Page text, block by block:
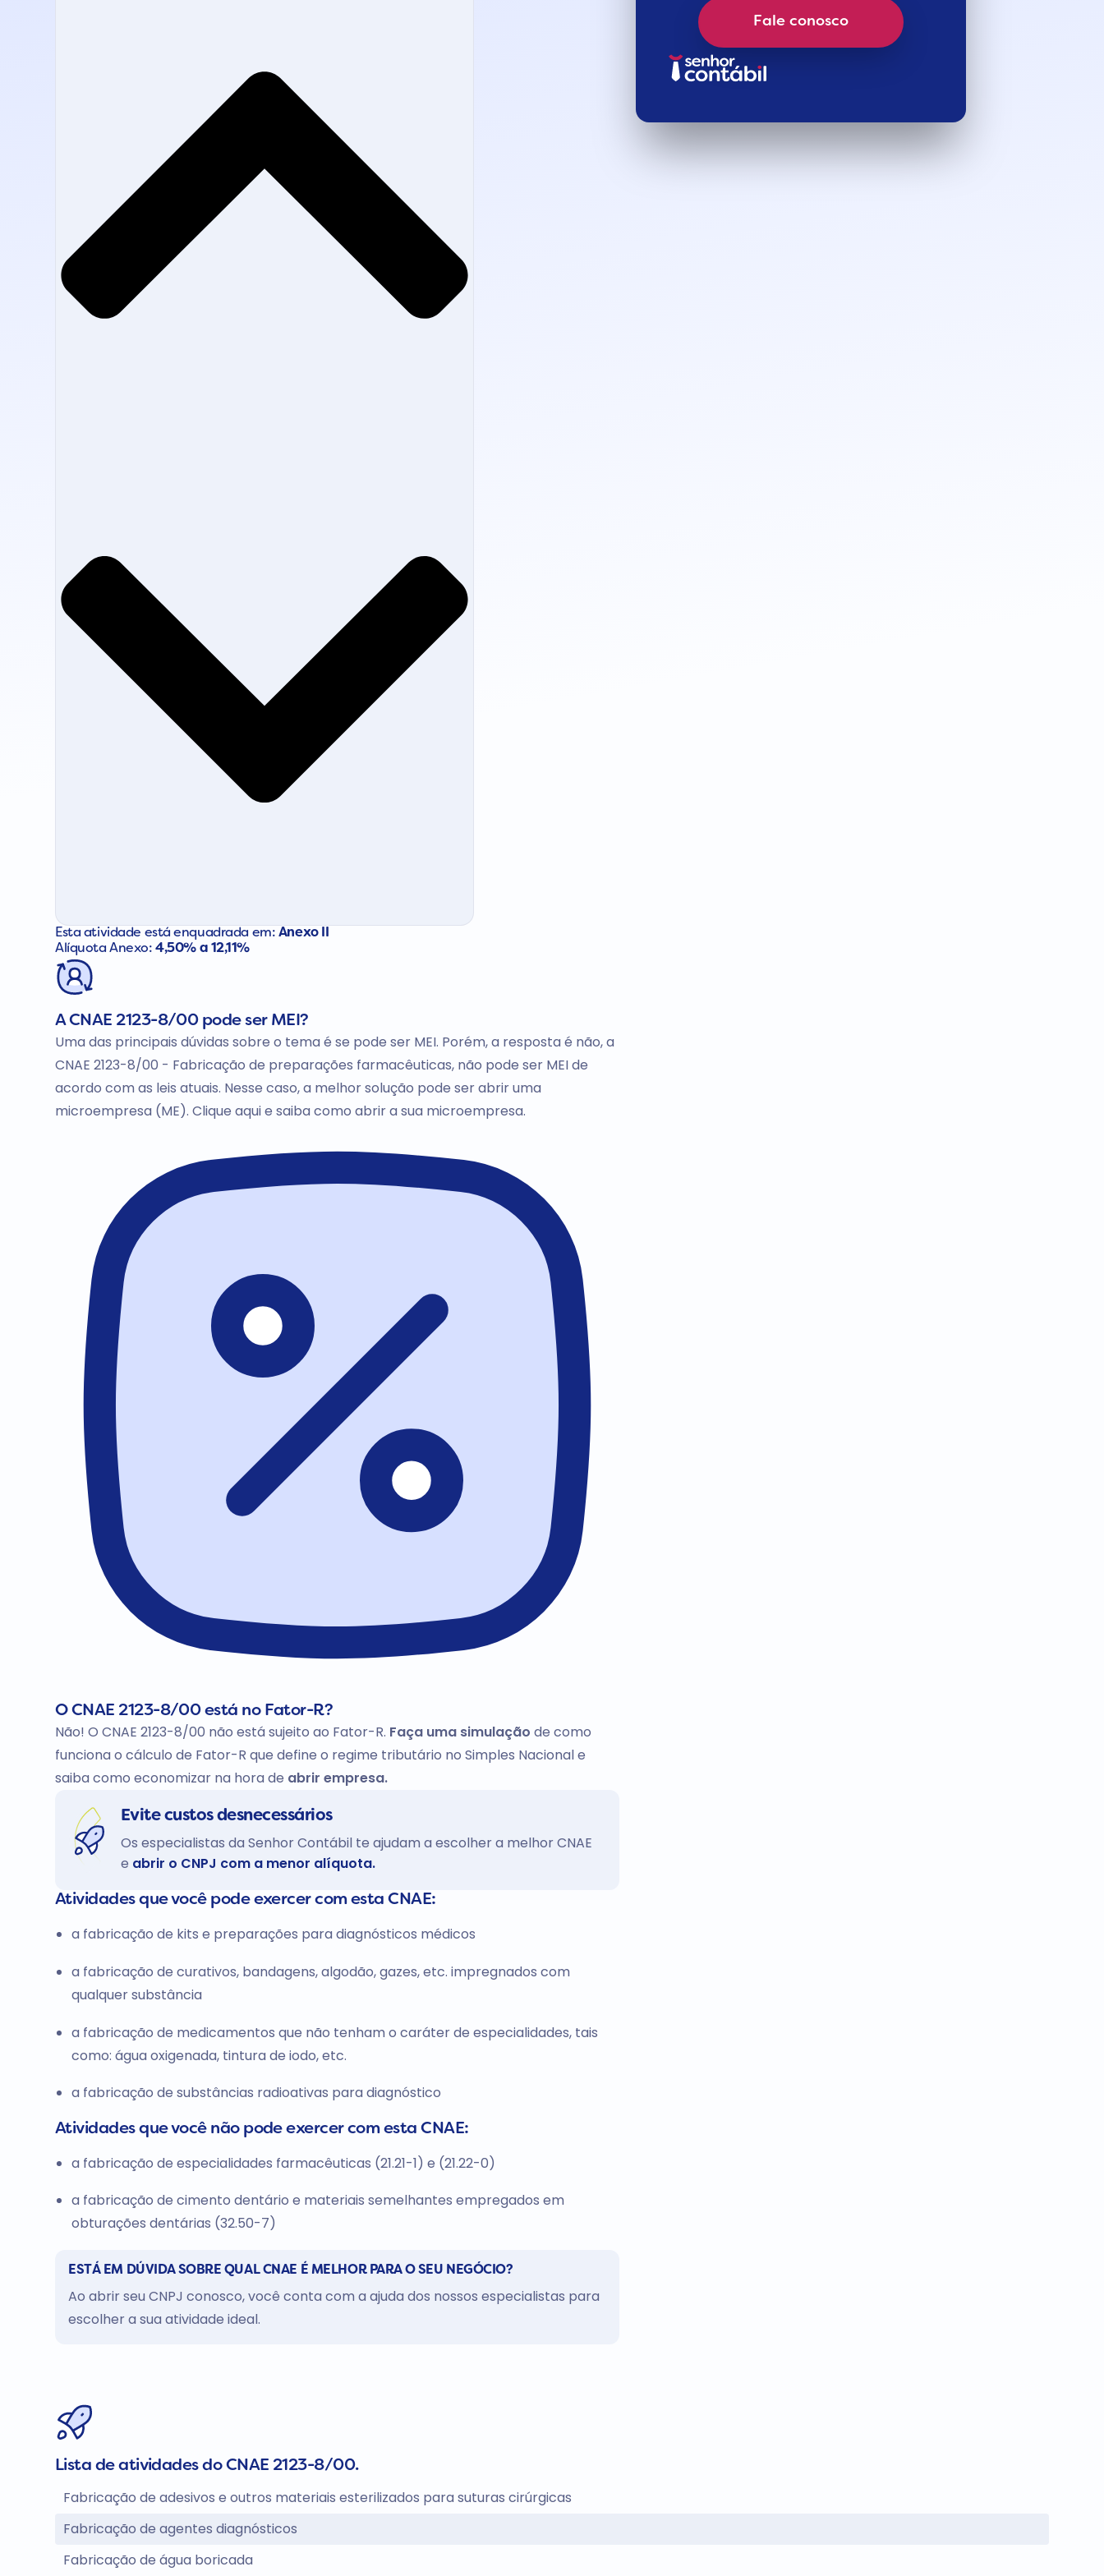
Esta atividade está enquadrada em: Anexo II
Alíquota Anexo:4,50% a 12,11%
A CNAE 2123-8/00 pode ser MEI?
Uma das principais dúvidas sobre o tema é se pode ser MEI. Porém, a resposta é não, a
CNAE 2123-8/00 - Fabricação de preparações farmacêuticas, não pode ser MEI de
acordo com as leis atuais. Nesse caso, a melhor solução pode ser abrir uma
microempresa (ME). Clique aqui e saiba como abrir a sua microempresa.
O CNAE 2123-8/00 está no Fator-R?
Não! O CNAE 2123-8/00 não está sujeito ao Fator-R. Faça uma simulação de como
funciona o cálculo de Fator-R que define o regime tributário no Simples Nacional e
saiba como economizar na hora de abrir empresa.
Evite custos desnecessários
Os especialistas da Senhor Contábil te ajudam a escolher a melhor CNAE
e abrir o CNPJ com a menor alíquota.
Atividades que você pode exercer com esta CNAE:
a fabricação de kits e preparações para diagnósticos médicos
a fabricação de curativos, bandagens, algodão, gazes, etc. impregnados com
qualquer substância
a fabricação de medicamentos que não tenham o caráter de especialidades, tais
como: água oxigenada, tintura de iodo, etc.
a fabricação de substâncias radioativas para diagnóstico
Atividades que você não pode exercer com esta CNAE:
a fabricação de especialidades farmacêuticas (21.21-1) e (21.22-0)
a fabricação de cimento dentário e materiais semelhantes empregados em
obturações dentárias (32.50-7)
ESTÁ EM DÚVIDA SOBRE QUAL CNAE É MELHOR PARA O SEU NEGÓCIO?
Ao abrir seu CNPJ conosco, você conta com a ajuda dos nossos especialistas para
escolher a sua atividade ideal.
Fale conosco
Lista de atividades do CNAE 2123-8/00.
Fabricação de adesivos e outros materiais esterilizados para suturas cirúrgicas
Fabricação de agentes diagnósticos
Fabricação de água boricada